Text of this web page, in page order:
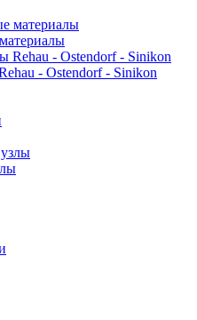
- Ostendorf - Sinikon